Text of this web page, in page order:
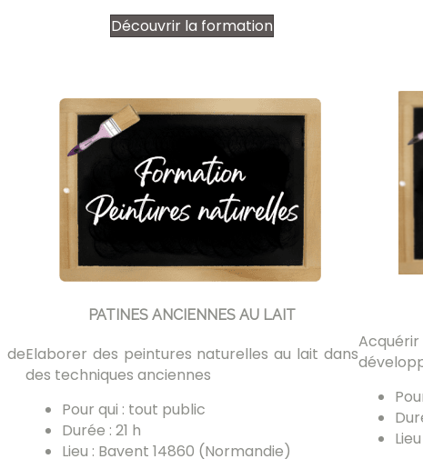
Découvrir la formation
de
PATINES ANCIENNES AU LAIT
Elaborer des peintures naturelles au lait dans
des techniques anciennes
Pour qui : tout public
Durée : 21 h
Lieu : Bavent 14860 (Normandie)